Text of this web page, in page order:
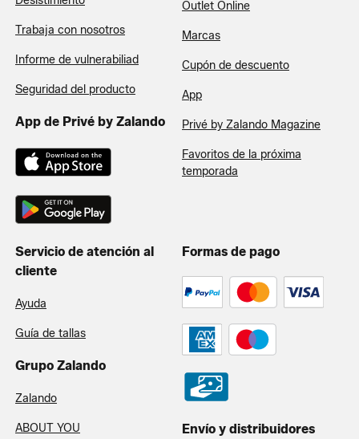
Trabaja con nosotros
Informe de vulnerabiliad
Seguridad del producto
App de Privé by Zalando
Outlet Online
Marcas
Cupón de descuento
App
Privé by Zalando Magazine
Favoritos de la próxima
temporada
Servicio de atención al
cliente
Ayuda
Guía de tallas
Grupo Zalando
Zalando
ABOUT YOU
Formas de pago
Envío y distribuidores